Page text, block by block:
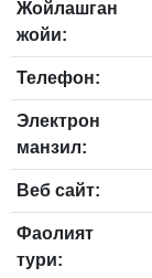
Жойлашган
жойи:
Телефон:
Электрон
манзил:
Веб сайт:
Фаолият
тури: